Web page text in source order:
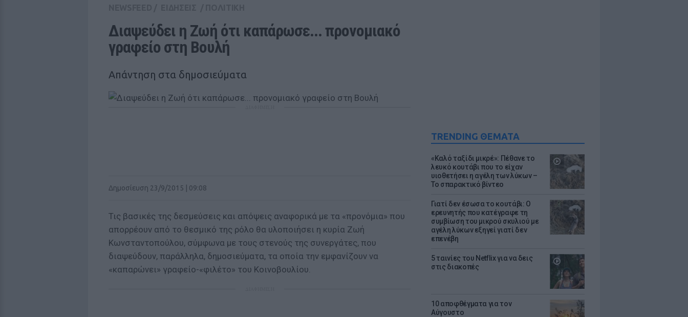
TRENDING ΘΕΜΑΤΑ
«Καλό ταξίδι μικρέ»: Πέθανε το
λευκό κουτάβι που το είχαν
υιοθετήσει η αγέλη των λύκων –
Το σπαρακτικό βίντεο
Γιατί δεν έσωσα το κουτάβι: Ο
ερευνητής που κατέγραφε τη
συμβίωση του μικρού σκυλιού με
αγέλη λύκων εξηγεί γιατί δεν
επενέβη
5 ταινίες του Netflix για να δεις
στις διακοπές
10 αποφθέγματα για τον
Αύγουστο
Διαψεύδει η Ζωή ότι καπάρωσε... προνομιακό
γραφείο στη Βουλή
Απάντηση στα δημοσιεύματα
Δημοσίευση 23/9/2015 | 09:08
Τις βασικές της δεσμεύσεις και απόψεις αναφορικά με τα «προνόμια» που
απορρέουν από το θεσμικό της ρόλο θα υλοποιήσει η κυρία Ζωή
Κωνσταντοπούλου, σύμφωνα με τους στενούς της συνεργάτες, που
διαψεύδουν, παράλληλα, δημοσιεύματα, τα οποία την εμφανίζουν να
«καπαρώνει» γραφείο-«φιλέτο» του Κοινοβουλίου.